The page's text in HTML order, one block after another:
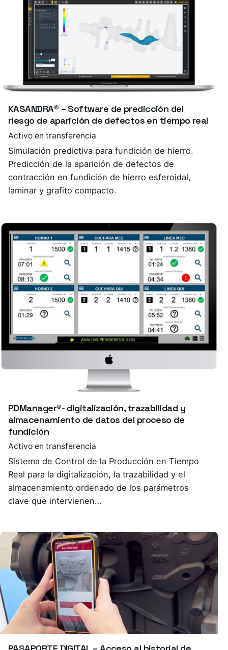
KASANDRA® – Software de predicción del
riesgo de aparición de defectos en tiempo real
Activo en transferencia
Simulación predictiva para fundición de hierro.
Predicción de la aparición de defectos de
contracción en fundición de hierro esferoidal,
laminar y grafito compacto.
PDManager®- digitalización, trazabilidad y
almacenamiento de datos del proceso de
fundición
Activo en transferencia
Sistema de Control de la Producción en Tiempo
Real para la digitalización, la trazabilidad y el
almacenamiento ordenado de los parámetros
clave que intervienen…